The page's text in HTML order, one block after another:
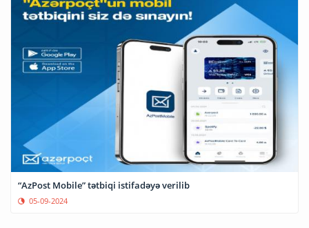
“AzPost Mobile” tətbiqi istifadəyə verilib
05-09-2024